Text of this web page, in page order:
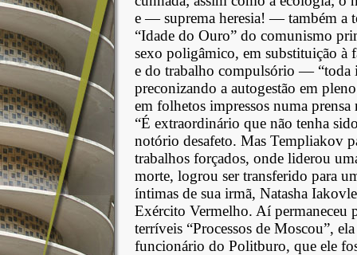
e — suprema heresia! — também a
“Idade do Ouro” do comunismo
sexo poligâmico, em substituição à
e do trabalho compulsório — “toda
preconizando a autogestão em
em folhetos impressos numa
“É extraordinário que não tenha
notório desafeto. Mas Templiakov
trabalhos forçados, onde liderou
morte, logrou ser transferido para
íntimas de sua irmã, Natasha
Exército Vermelho. Aí permaneceu
terríveis “Processos de Moscou”,
funcionário do Politburo, que ele